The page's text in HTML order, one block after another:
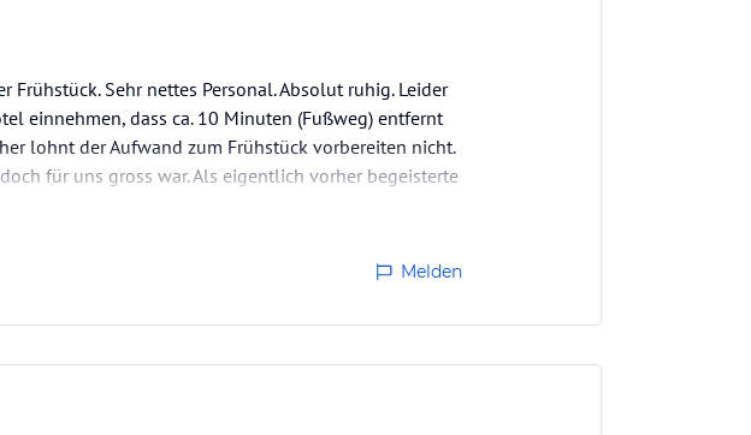
Sehr nettes Personal. Absolut ruhig. Leider
einnehmen, dass ca. 10 Minuten (Fußweg) entfernt
lohnt der Aufwand zum Frühstück vorbereiten nicht.
für uns gross war. Als eigentlich vorher begeisterte
Melden